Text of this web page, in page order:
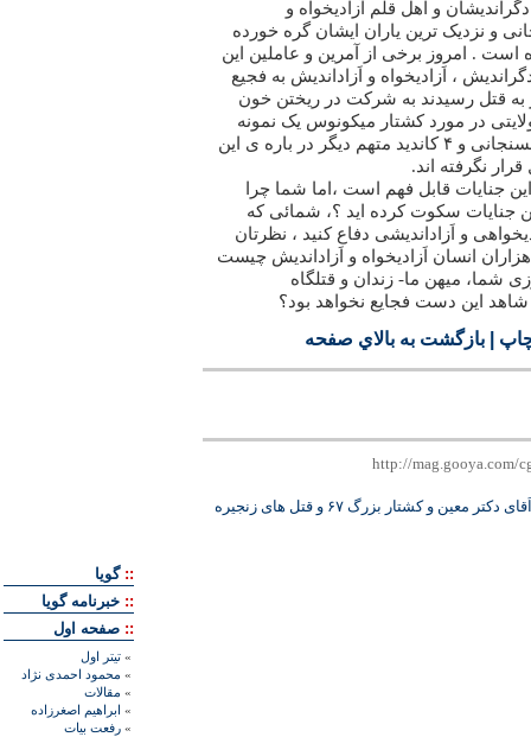
و اهل قلم آزادیخواه و
و نزدیک ترین یاران ایشان گره خورده
. امروز برخی از آمرین و عاملین این
، که طی آن بیش از ۱۰۰ دگراندیش ، اَزادیخواه و اَزاداندیش به فجیع
قتل رسیدند به شرکت در ریختن خون
در مورد کشتار میکونوس یک نمونه
است )، اما هنوز اَقای هاشمی رفسنجانی و ۴ کاندید متهم دیگر در باره ی این
نگرفته اند.
جنایات قابل فهم است ،اما شما چرا
جنایات سکوت کرده اید ؟، شمائی که
و اَزاداندیشی دفاع کنید ، نظرتان
انسان اَزادیخواه و اَزاداندیش چیست
شما، میهن ما- زندان و قتلگاه
شاهد این دست فجایع نخواهد بود؟
بازگشت به بالاي صفحه
'اَقای دکتر معین و کشتار بزرگ ۶۷ و قتل های زنجیره
::گويا
:: خبرنامه گويا
:: صفحه اول
» تيتر اول
» محمود احمدی نژاد
» مقالات
» ابراهيم اصغرزاده
» رفعت بیات